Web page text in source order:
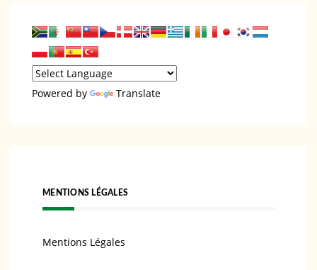
Powered by Translate
MENTIONS LÉGALES
Mentions Légales